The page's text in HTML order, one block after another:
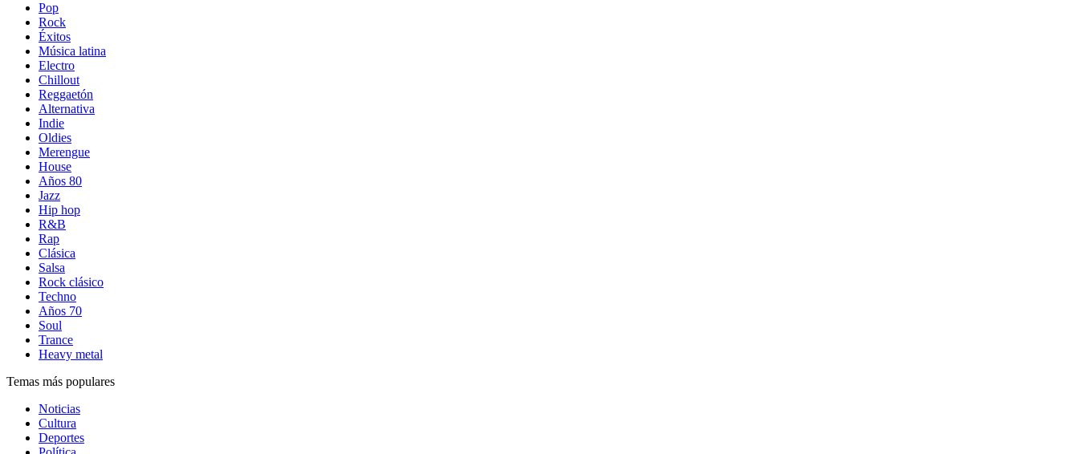
Pop
Rock
Éxitos
Música latina
Electro
Chillout
Reggaetón
Alternativa
Indie
Oldies
Merengue
House
Años 80
Jazz
Hip hop
R&B
Rap
Clásica
Salsa
Rock clásico
Techno
Años 70
Soul
Trance
Heavy metal
Temas más populares
Noticias
Cultura
Deportes